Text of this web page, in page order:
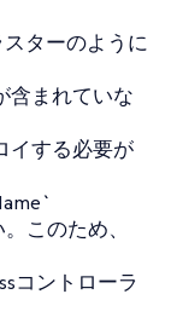
ターのように
含まれていな
イする必要が
このため、
コントローラ